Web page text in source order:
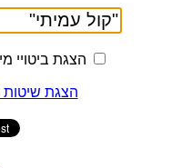
הצגת ביטויי
הצגת